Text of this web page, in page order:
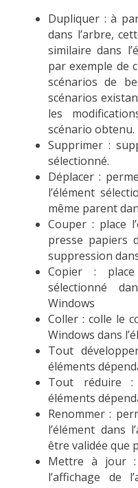
Dupliquer : à
dans l’arbre,
similaire dans
par exemple de
scénarios de
scénarios
les
scénario obtenu.
Supprimer :
sélectionné.
Déplacer :
l’élément
même parent
Couper : place
presse papiers
suppression
Copier :
sélectionné
Windows
Coller : colle le
Windows dans
Tout
éléments
Tout réduire :
éléments
Renommer :
l’élément dans
être validée que
Mettre à jour
l’affichage de